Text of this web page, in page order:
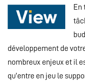
En
développement de
nombreux enjeux et il
qu’entre en jeu le